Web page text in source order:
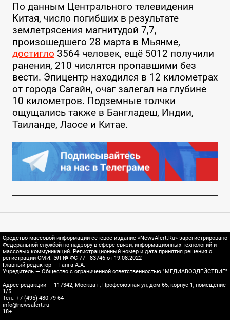
По данным Центрального телевидения
Китая, число погибших в результате
землетрясения магнитудой 7,7,
произошедшего 28 марта в Мьянме,
достигло 3564 человек, ещё 5012 получили
ранения, 210 числятся пропавшими без
вести. Эпицентр находился в 12 километрах
от города Сагайн, очаг залегал на глубине
10 километров. Подземные толчки
ощущались также в Бангладеш, Индии,
Таиланде, Лаосе и Китае.
Средство массовой информации сетевое издание «NewsAlert.Ru» зарегистрировано
Федеральной службой по надзору в сфере связи, информационных технологий и
массовых коммуникаций. Регистрационный номер и дата принятия решения о
регистрации СМИ: ЭЛ № ФС 77 - 83746 от 19.08.2022
Главный редактор — Ганга А.А.
Учредитель — Общество с ограниченной ответственностью "МЕДИАВОЗДЕЙСТВИЕ"
Адрес редакции — 117342, Москва г, Профсоюзная ул, дом 65, корпус 1, помещение
1/5
Тел.: +7 (495) 480-79-64
info@newsalert.ru
18+